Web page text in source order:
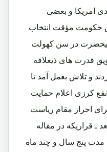
جدی امریکا و بعضی
حکومت مؤقت انتخاب
در سن کهولت
قدرت های ذیعلاقه
و تلاش بعمل آمد تا
کرزی اعلام حمایت
احراز مقام ریاست
ـ قراریکه در مقاله
مدت پنج سال و چند ماه